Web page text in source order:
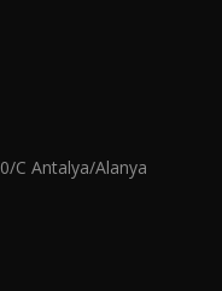
C Antalya/Alanya